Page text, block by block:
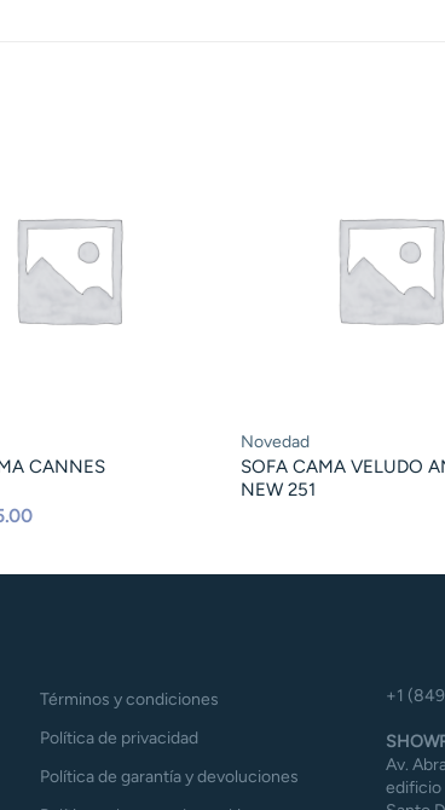
CANNES
Novedad
SOFA CAMA VELUDO
NEW 251
Términos y condiciones
Política de privacidad
Política de garantía y devoluciones
+1
Av.
edificio